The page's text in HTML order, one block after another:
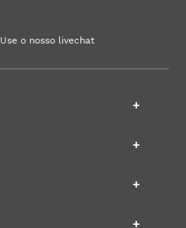
Use o nosso livechat
+
+
+
+